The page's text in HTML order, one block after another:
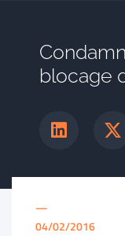
blocage
—
04/02/2016